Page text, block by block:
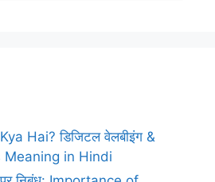
Hai? डिजिटल वेलबीइंग &
Meaning in Hindi